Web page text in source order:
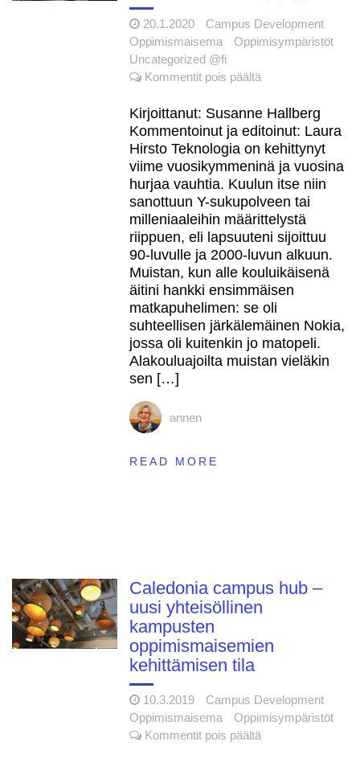
20.1.2020
Campus Development
Oppimismaisema
Oppimisympäristöt
Uncategorized @fi
Kommentit pois päältä
ja
digitaaliset
oppimisympäristöt
muuttuvat
–
mikä
pysyy?
Kirjoittanut: Susanne Hallberg
Kommentoinut ja editoinut: Laura
Hirsto Teknologia on kehittynyt
viime vuosikymmeninä ja vuosina
hurjaa vauhtia. Kuulun itse niin
sanottuun Y-sukupolveen tai
milleniaaleihin määrittelystä
riippuen, eli lapsuuteni sijoittuu
90-luvulle ja 2000-luvun alkuun.
Muistan, kun alle kouluikäisenä
äitini hankki ensimmäisen
matkapuhelimen: se oli
suhteellisen järkälemäinen Nokia,
jossa oli kuitenkin jo matopeli.
Alakouluajoilta muistan vieläkin
sen […]
annen
READ MORE
Caledonia campus hub –
uusi yhteisöllinen
kampusten
oppimismaisemien
kehittämisen tila
10.3.2019
Campus Development
Oppimismaisema
Oppimisympäristöt
Kommentit pois päältä